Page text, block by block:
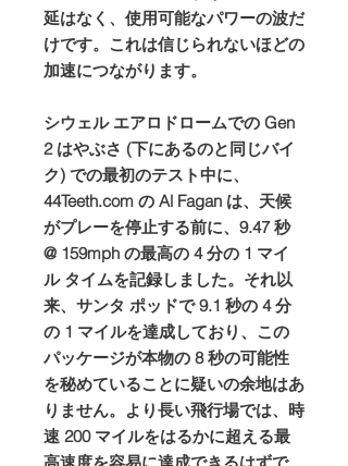
延はなく、使用可能なパワーの波だ
けです。これは信じられないほどの
加速につながります。
シウェル エアロドロームでの Gen
2 はやぶさ (下にあるのと同じバイ
ク) での最初のテスト中に、
44Teeth.com の Al Fagan は、天候
がプレーを停止する前に、9.47 秒
@ 159mph の最高の 4 分の 1 マイ
ル タイムを記録しました。それ以
来、サンタ ポッドで 9.1 秒の 4 分
の 1 マイルを達成しており、この
パッケージが本物の 8 秒の可能性
を秘めていることに疑いの余地はあ
りません。より長い飛行場では、時
速 200 マイルをはるかに超える最